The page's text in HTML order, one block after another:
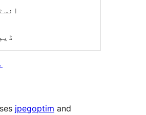
jpegoptim and